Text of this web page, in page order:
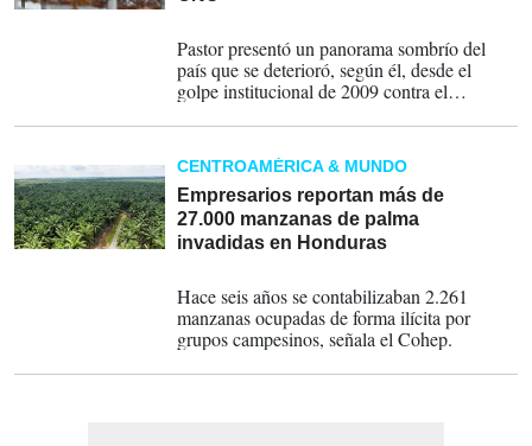
Pastor presentó un panorama sombrío del
país que se deterioró, según él, desde el
golpe institucional de 2009 contra el
de la actual presidenta Xiomara Castro.
CENTROAMÉRICA & MUNDO
Empresarios reportan más de
27.000 manzanas de palma
invadidas en Honduras
Hace seis años se contabilizaban 2.261
manzanas ocupadas de forma ilícita por
grupos campesinos, señala el Cohep.